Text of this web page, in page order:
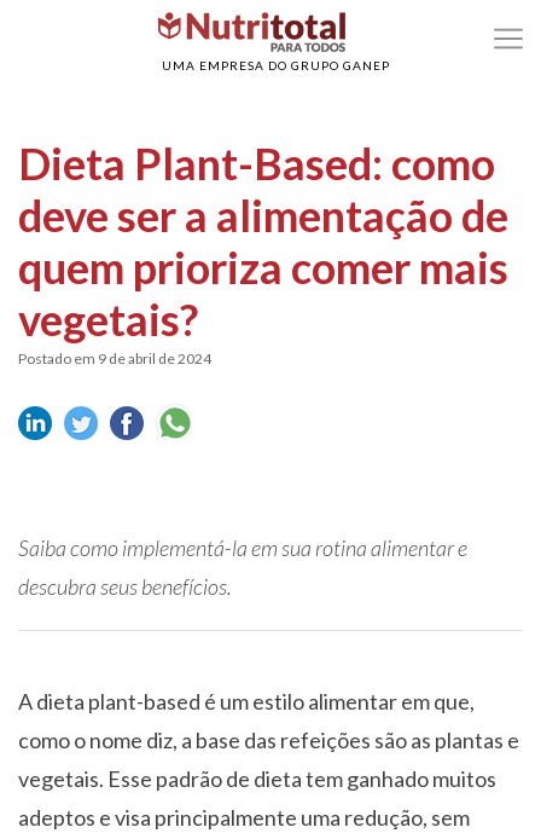
UMA EMPRESA DO GRUPO GANEP
Alimentação Saudável>Dieta Plant-Based: como deve ser a
de quem prioriza comer mais vegetais?
Dieta Plant-Based: como
deve ser a alimentação de
quem prioriza comer mais
vegetais?
Postado em 9 de abril de 2024
Saiba como implementá-la em sua rotina alimentar e
descubra seus benefícios.
A dieta plant-based é um estilo alimentar em que,
como o nome diz, a base das refeições são as plantas e
vegetais. Esse padrão de dieta tem ganhado muitos
adeptos e visa principalmente uma redução, sem